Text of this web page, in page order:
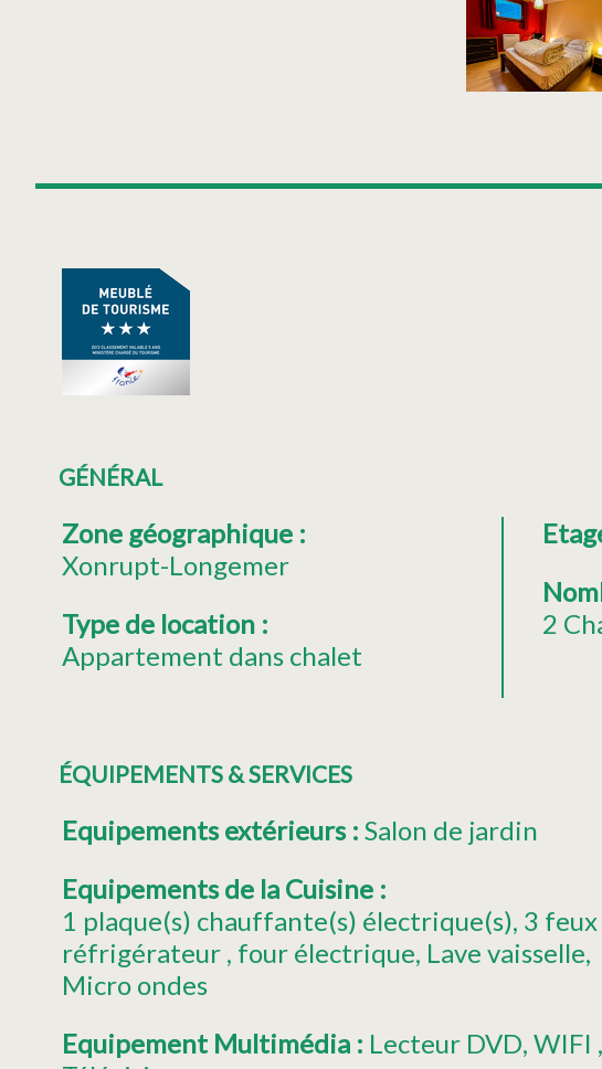
GÉNÉRAL
Zone géographique :
Xonrupt-Longemer
Type de location :
Appartement dans chalet
2
ÉQUIPEMENTS & SERVICES
Equipements extérieurs : Salon de jardin
Equipements de la Cuisine :
1 plaque(s) chauffante(s) électrique(s) 3 feux
réfrigérateur four électrique Lave vaisselle
Micro ondes
Equipement Multimédia : Lecteur DVD WIFI